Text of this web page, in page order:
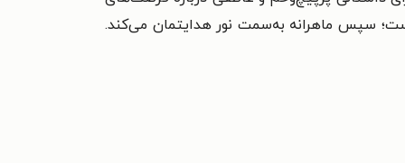
است؛ سپس ماهرانه به‌سمت نور هدایتمان می‌کند.